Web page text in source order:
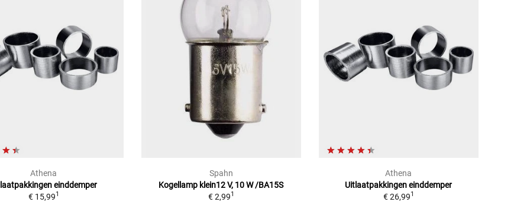
Athena
einddemper
€ 15,991
Spahn
Kogellamp klein12 V, 10 W /BA15S
€ 2,991
Athena
Uitlaatpakkingen einddemper
€ 26,991